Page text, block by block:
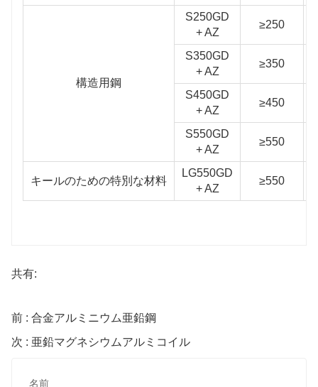
構造用鋼
S250GD
+ AZ
≥250
S350GD
+ AZ
≥350
S450GD
+ AZ
≥450
S550GD
+ AZ
≥550
キールのための特別な材料
LG550GD
+ AZ
≥550
共有:
前 : 合金アルミニウム亜鉛鋼
次 : 亜鉛マグネシウムアルミコイル
名前